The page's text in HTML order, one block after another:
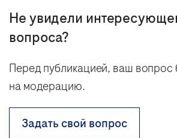
Не увидели
вопроса?
Перед публикацией, ваш вопрос
на модерацию.
Задать свой вопрос